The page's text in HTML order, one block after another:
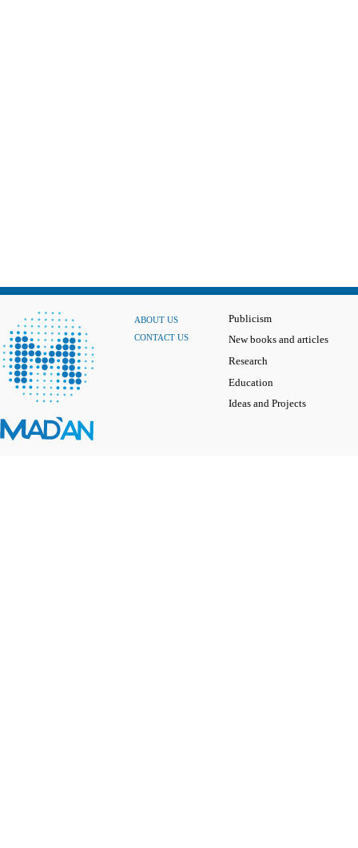
ABOUT US
CONTACT US
Publicism
New books and articles
Research
Education
Ideas and Projects